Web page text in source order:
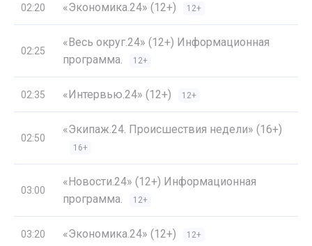
02:20 «Экономика.24» (12+) 12+
02:25
«Весь округ.24» (12+) Информационная
программа.
12+
02:35 «Интервью.24» (12+) 12+
02:50
«Экипаж.24. Происшествия недели» (16+)
16+
03:00
«Новости.24» (12+) Информационная
программа.
12+
03:20 «Экономика.24» (12+) 12+